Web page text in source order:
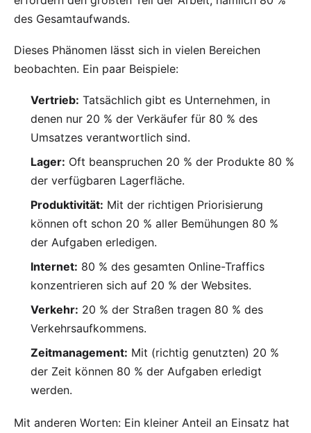
des Gesamtaufwands.
Dieses Phänomen lässt sich in vielen Bereichen
beobachten. Ein paar Beispiele:
Vertrieb: Tatsächlich gibt es Unternehmen, in
denen nur 20 % der Verkäufer für 80 % des
Umsatzes verantwortlich sind.
Lager: Oft beanspruchen 20 % der Produkte 80 %
der verfügbaren Lagerfläche.
Produktivität: Mit der richtigen Priorisierung
können oft schon 20 % aller Bemühungen 80 %
der Aufgaben erledigen.
Internet: 80 % des gesamten Online-Traffics
konzentrieren sich auf 20 % der Websites.
Verkehr: 20 % der Straßen tragen 80 % des
Verkehrsaufkommens.
Zeitmanagement: Mit (richtig genutzten) 20 %
der Zeit können 80 % der Aufgaben erledigt
werden.
Mit anderen Worten: Ein kleiner Anteil an Einsatz hat